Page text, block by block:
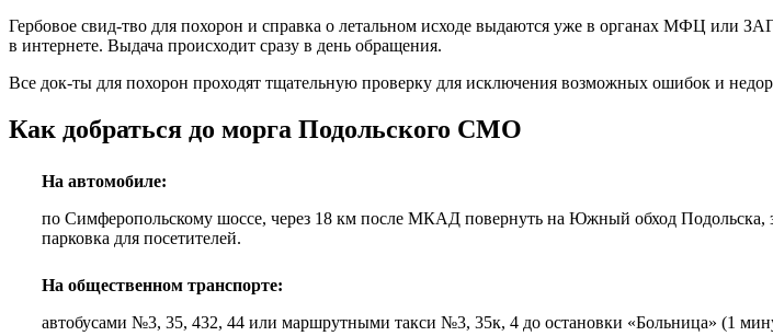
Гербовое свид-тво для похорон и справка о летальном исходе выдаются уже в органах МФЦ или
в интернете. Выдача происходит сразу в день обращения.
Все док-ты для похорон проходят тщательную проверку для исключения возможных ошибок и
Как добраться до морга Подольского СМО
На автомобиле:
по Симферопольскому шоссе, через 18 км после МКАД повернуть на Южный обход Подольска,
парковка для посетителей.
На общественном транспорте:
автобусами №3, 35, 432, 44 или маршрутными такси №3, 35к, 4 до остановки «Больница» (1